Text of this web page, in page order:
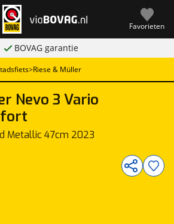
Favorieten
BOVAG garantie
>Riese & Müller
Nevo 3 Vario
Metallic 47cm 2023